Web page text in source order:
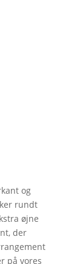
og
rundt
øjne
der
på vores